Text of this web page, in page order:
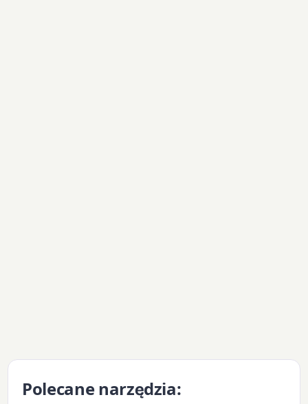
Polecane narzędzia: